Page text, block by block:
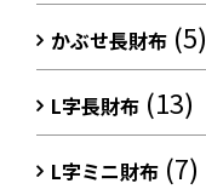
かぶせ長財布 (5)
L字長財布 (13)
L字ミニ財布 (7)